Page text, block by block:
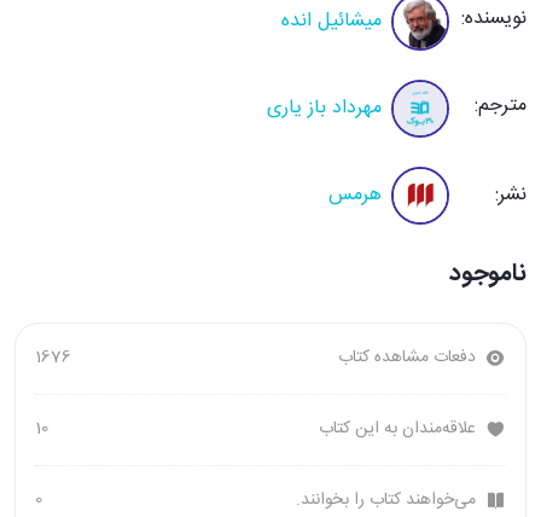
نویسنده: میشائیل انده
مترجم: مهرداد باز یاری
نشر: هرمس
ناموجود
دفعات مشاهده کتاب 1676
علاقه‌مندان به این کتاب 10
می‌خواهند کتاب را بخوانند. 0